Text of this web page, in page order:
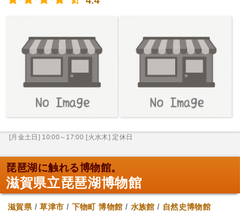
[月金土日] 10:00～17:00 [火水木] 定休日
琵琶湖に触れる博物館。
滋賀県立琵琶湖博物館
滋賀県/草津市 / 下物町 博物館 / 水族館 / 自然史博物館